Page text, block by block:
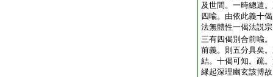
及世間。一時總遣
四喩。由依此義十
法無體性一偈法説
三有四偈別合前喩
前義。則五分具矣
結。十偈可知。疏
縁起深理幽玄該博